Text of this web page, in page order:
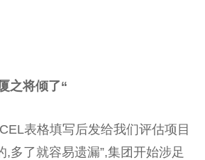
之将倾了“
表格填写后发给我们评估项目
,多了就容易遗漏”,集团开始涉足